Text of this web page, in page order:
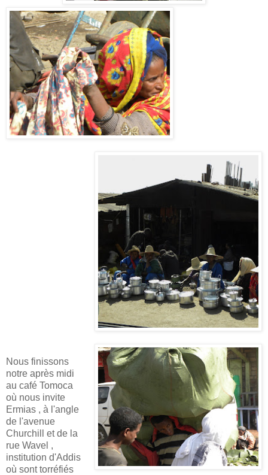
Nous finissons
notre après midi
au café Tomoca
où nous invite
Ermias , à l'angle
de l'avenue
Churchill et de la
rue Wavel ,
institution d'Addis
où sont torréfiés